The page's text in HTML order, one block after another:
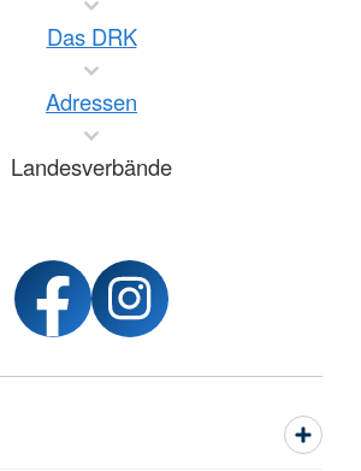
Das DRK
Adressen
Landesverbände